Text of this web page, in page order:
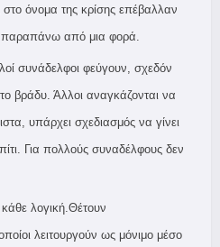
στο όνομα της κρίσης επέβαλλαν
παραπάνω από μια φορά.
συνάδελφοι φεύγουν, σχεδόν
βράδυ. Άλλοι αναγκάζονται να
υπάρχει σχεδιασμός να γίνει
Για πολλούς συναδέλφους δεν
λογική.Θέτουν
λειτουργούν ως μόνιμο μέσο